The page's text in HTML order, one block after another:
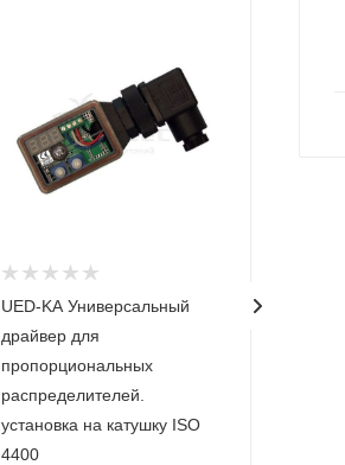
UED-KA Универсальный
драйвер для
пропорциональных
распределителей.
установка на катушку ISO
4400